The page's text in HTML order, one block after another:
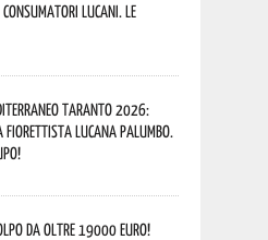
lucani. Le
Taranto 2026:
fiorettista lucana Palumbo.
da oltre 19000 Euro!